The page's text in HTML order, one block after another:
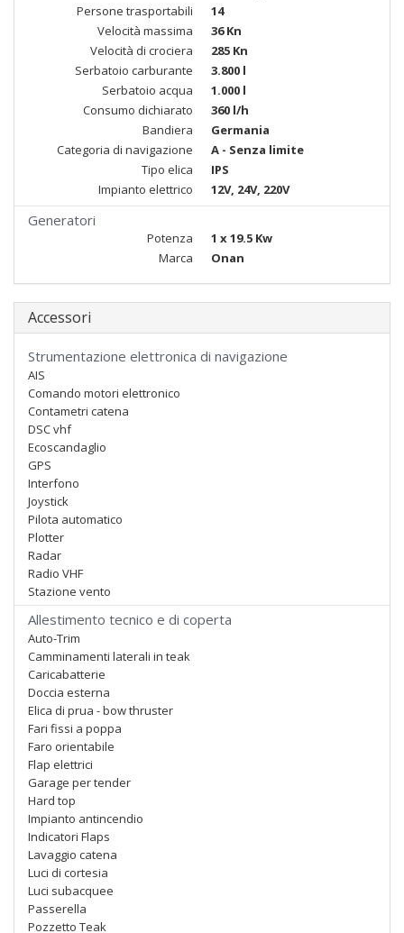
Persone trasportabili
14
Velocità massima
36 Kn
Velocità di crociera
285 Kn
Serbatoio carburante
3.800 l
Serbatoio acqua
1.000 l
Consumo dichiarato
360 l/h
Bandiera
Germania
Categoria di navigazione
A - Senza limite
Tipo elica
IPS
Impianto elettrico
12V, 24V, 220V
Generatori
Potenza
1 x 19.5 Kw
Marca
Onan
Accessori
Strumentazione elettronica di navigazione
AIS
Comando motori elettronico
Contametri catena
DSC vhf
Ecoscandaglio
GPS
Interfono
Joystick
Pilota automatico
Plotter
Radar
Radio VHF
Stazione vento
Allestimento tecnico e di coperta
Auto-Trim
Camminamenti laterali in teak
Caricabatterie
Doccia esterna
Elica di prua - bow thruster
Fari fissi a poppa
Faro orientabile
Flap elettrici
Garage per tender
Hard top
Impianto antincendio
Indicatori Flaps
Lavaggio catena
Luci di cortesia
Luci subacquee
Passerella
Pozzetto Teak